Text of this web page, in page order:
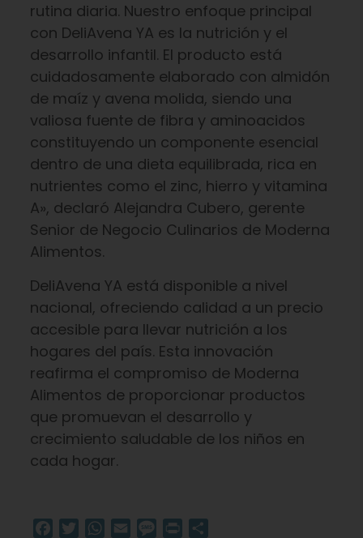
rutina diaria. Nuestro enfoque principal
con DeliAvena YA es la nutrición y el
desarrollo infantil. El producto está
cuidadosamente elaborado con almidón
de maíz y avena molida, siendo una
valiosa fuente de fibra y aminoacidos
constituyendo un componente esencial
dentro de una dieta equilibrada, rica en
nutrientes como el zinc, hierro y vitamina
A», declaró Alejandra Cubero, gerente
Senior de Negocio Culinarios de Moderna
Alimentos.
DeliAvena YA está disponible a nivel
nacional, ofreciendo calidad a un precio
accesible para llevar nutrición a los
hogares del país. Esta innovación
reafirma el compromiso de Moderna
Alimentos de proporcionar productos
que promuevan el desarrollo y
crecimiento saludable de los niños en
cada hogar.
Facebook
TwitterWhatsApp
Email Message
Print